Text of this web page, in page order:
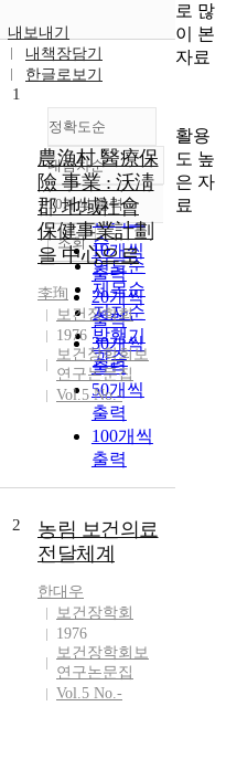
내보내기
내책장담기
한글로보기
정확도순
정확도
순
인기도
순
연도순
제목순
저자순
발행기
관순
내림차순
내림차순
10개씩 출력
10개씩
출력
20개씩
출력
30개씩
출력
50개씩
출력
100개씩
출력
조회
1
農漁村 醫療保
險 事業 : 沃淸
郡 地域社會
保健事業計劃
을 中心으로
李珣
보건장학회
1976
보건장학회보
연구논문집
Vol.5 No.-
2
농림 보건의료
전달체계
한대우
보건장학회
1976
보건장학회보
연구논문집
Vol.5 No.-
로 많
이 본
자료
활용
도 높
은 자
료